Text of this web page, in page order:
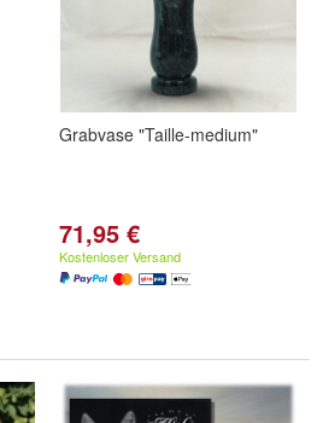
Grabvase "Taille-medium"
71,95 €
Kostenloser Versand